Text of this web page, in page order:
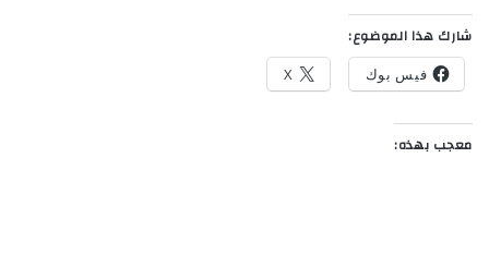
شارك هذا الموضوع:
فيس بوك X
معجب بهذه: